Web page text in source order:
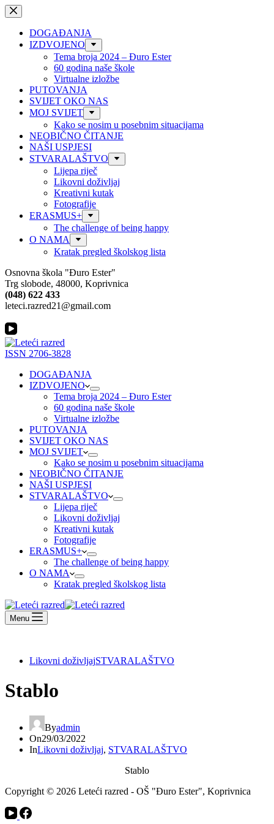
Preskoči
na
sadržajDOGAĐANJA
IZDVOJENO
Tema broja 2024 – Đuro Ester
60 godina naše škole
Virtualne izložbe
PUTOVANJA
SVIJET OKO NAS
MOJ SVIJET
Kako se nosim u posebnim situacijama
NEOBIČNO ČITANJE
NAŠI USPJESI
STVARALAŠTVO
Lijepa riječ
Likovni doživljaj
Kreativni kutak
Fotografije
ERASMUS+
The challenge of being happy
O NAMA
Kratak pregled školskog lista
Osnovna škola "Đuro Ester"
Trg slobode, 48000, Koprivnica
(048) 622 433
leteci.razred21@gmail.com
ISSN 2706-3828
DOGAĐANJA
IZDVOJENO
Tema broja 2024 – Đuro Ester
60 godina naše škole
Virtualne izložbe
PUTOVANJA
SVIJET OKO NAS
MOJ SVIJET
Kako se nosim u posebnim situacijama
NEOBIČNO ČITANJE
NAŠI USPJESI
STVARALAŠTVO
Lijepa riječ
Likovni doživljaj
Kreativni kutak
Fotografije
ERASMUS+
The challenge of being happy
O NAMA
Kratak pregled školskog lista
Menu
Likovni doživljajSTVARALAŠTVO
Stablo
Byadmin
On29/03/2022
InLikovni doživljaj, STVARALAŠTVO
Stablo
Copyright © 2026 Leteći razred - OŠ "Đuro Ester", Koprivnica